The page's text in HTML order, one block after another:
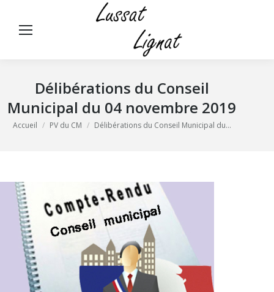
Délibérations du Conseil
Municipal du 04 novembre 2019
Vous êtes ici :
Accueil PV du CM Délibérations du Conseil Municipal du…
Panneau de gestion des cookies